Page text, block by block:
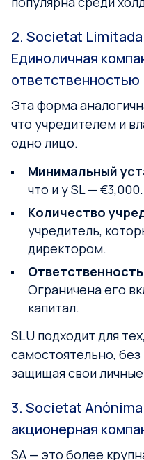
2. Societat
Единоличная
ответственностью
Эта форма
что учредителем и
одно лицо.
Минимальный
что и у SL — €3,000.
Количество
учредитель,
директором.
Ограничена его
капитал.
SLU подходит для
самостоятельно,
защищая свои
3. Societat
акционерная
SA — это более